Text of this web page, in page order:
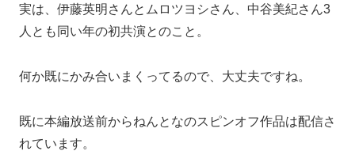
実は、伊藤英明さんとムロツヨシさん、中谷美紀さん3
人とも同い年の初共演とのこと。
何か既にかみ合いまくってるので、大丈夫ですね。
既に本編放送前からねんとなのスピンオフ作品は配信さ
れています。